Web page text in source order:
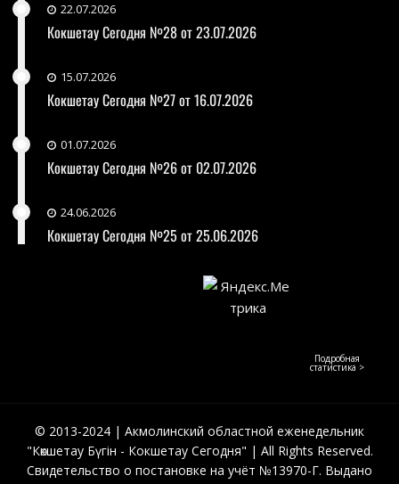
22.07.2026
Кокшетау Сегодня №28 от 23.07.2026
15.07.2026
Кокшетау Сегодня №27 от 16.07.2026
01.07.2026
Кокшетау Сегодня №26 от 02.07.2026
24.06.2026
Кокшетау Сегодня №25 от 25.06.2026
Подробная
статистика >
© 2013-2024 | Акмолинский областной еженедельник
"Көкшетау Бүгін - Кокшетау Сегодня" | All Rights Reserved.
Свидетельство о постановке на учёт №13970-Г. Выдано